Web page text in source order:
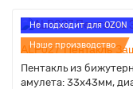
Не подходит для OZON
Наше производство
ALP027 Пентакль
Пентакль из
амулета: 33х43мм,